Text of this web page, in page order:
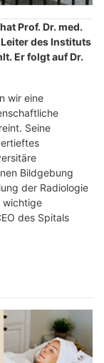
Prof. Dr. med.
des Instituts
Er folgt auf Dr.
wir eine
Seine
Bildgebung
der Radiologie
wichtige
des Spitals